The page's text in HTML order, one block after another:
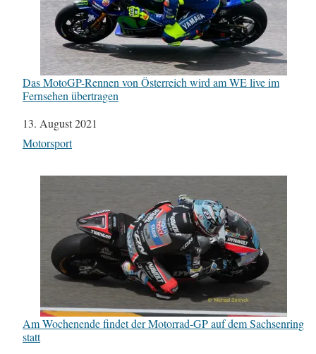
Das MotoGP-Rennen von Österreich wird am WE live im
Fernsehen übertragen
Datum
13. August 2021
In Bezug auf
Motorsport
Am Wochenende findet der Motorrad-GP auf dem Sachsenring
statt